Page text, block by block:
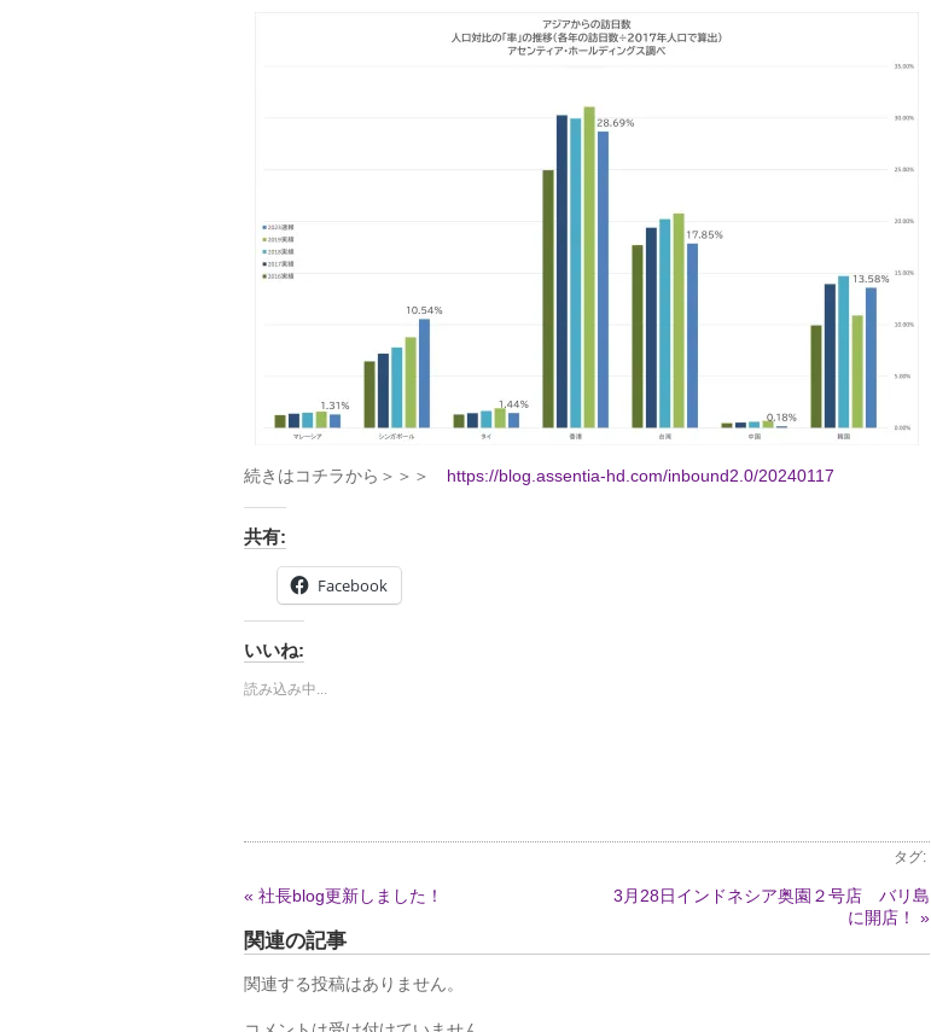
続きはコチラから＞＞＞ https://blog.assentia-hd.com/inbound2.0/20240117
共有:
Facebook
いいね:
読み込み中...
タグ:
« 社長blog更新しました！
3月28日インドネシア奥園２号店 バリ島
に開店！ »
関連の記事
関連する投稿はありません。